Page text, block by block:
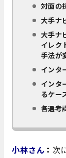
対面の
大手ナ
大手ナ
イレク
手法が
インタ
インタ
るケー
各選考
小林さん ： 次